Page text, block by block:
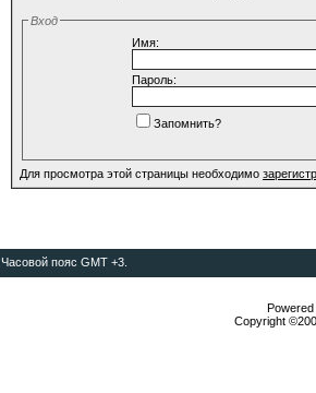
Вход
Имя:
Пароль:
Запомнить?
Для просмотра этой страницы необходимо
. Часовой пояс GMT +3.
Copyright